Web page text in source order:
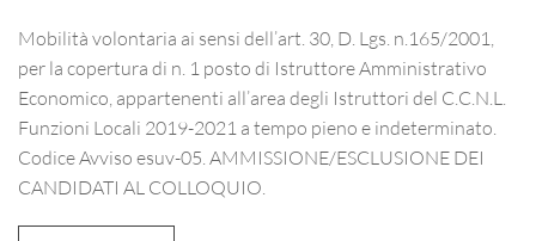
Mobilità volontaria ai sensi dell’art. 30, D. Lgs. n.165/2001,
per la copertura di n. 1 posto di Istruttore Amministrativo
Economico, appartenenti all’area degli Istruttori del C.C.N.L.
Funzioni Locali 2019-2021 a tempo pieno e indeterminato.
Codice Avviso esuv-05. AMMISSIONE/ESCLUSIONE DEI
CANDIDATI AL COLLOQUIO.